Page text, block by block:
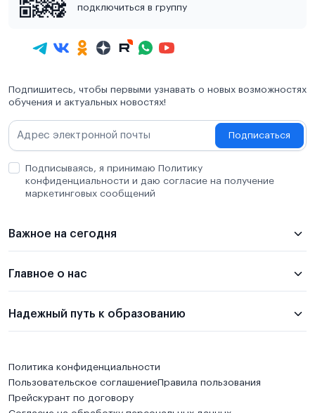
подключиться в группу
Подпишитесь, чтобы первыми узнавать о новых возможностях
обучения и актуальных новостях!
Подписаться
Подписываясь, я принимаю Политику
конфиденциальности и даю согласие на получение
маркетинговых сообщений
Важное на сегодня
Главное о нас
Надежный путь к образованию
Политика конфиденциальности
Пользовательское соглашениеПравила пользования
Прейскурант по договору